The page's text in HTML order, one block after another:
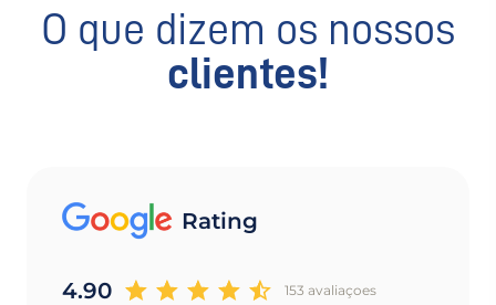
O que dizem os nossos
clientes!
Rating
4.90 153 avaliaçoes